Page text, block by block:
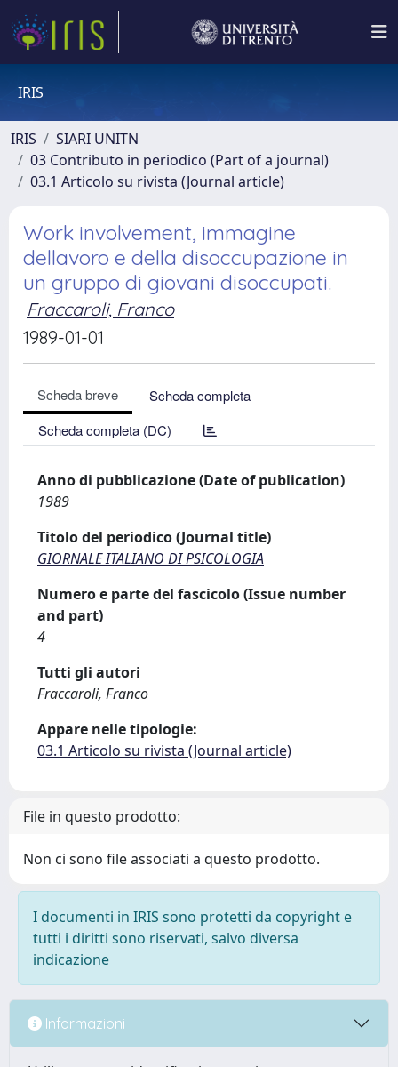
IRIS
IRIS
SIARI UNITN
03 Contributo in periodico (Part of a journal)
03.1 Articolo su rivista (Journal article)
Work involvement, immagine
dellavoro e della disoccupazione in
un gruppo di giovani disoccupati.
Fraccaroli, Franco
1989-01-01
Scheda breve
Scheda completa
Scheda completa (DC)
Anno di pubblicazione (Date of publication)
1989
Titolo del periodico (Journal title)
GIORNALE ITALIANO DI PSICOLOGIA
Numero e parte del fascicolo (Issue number
and part)
4
Tutti gli autori
Fraccaroli, Franco
Appare nelle tipologie:
03.1 Articolo su rivista (Journal article)
File in questo prodotto:
Non ci sono file associati a questo prodotto.
I documenti in IRIS sono protetti da copyright e
tutti i diritti sono riservati, salvo diversa
indicazione
Informazioni